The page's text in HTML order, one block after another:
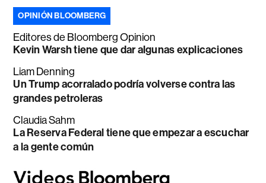
OPINIÓN BLOOMBERG
Editores de Bloomberg Opinion
Kevin Warsh tiene que dar algunas explicaciones
Liam Denning
Un Trump acorralado podría volverse contra las
grandes petroleras
Claudia Sahm
La Reserva Federal tiene que empezar a escuchar
a la gente común